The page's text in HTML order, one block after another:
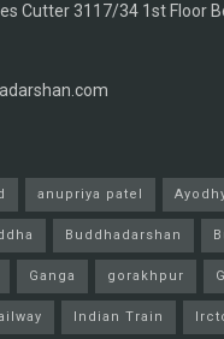
Cutter 3117/34 1st Floor
anupriya patel
Buddhadarshan
Ganga gorakhpur
Indian Train